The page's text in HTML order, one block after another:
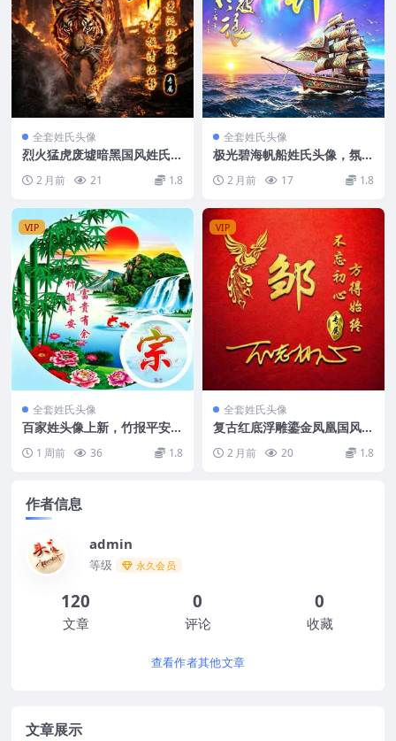
全套姓氏头像
烈火猛虎废墟暗黑国风姓氏头
图集随心挑选
2 月前 21 1.8
全套姓氏头像
极光碧海帆船姓氏头像，氛围
2 月前 17 1.8
VIP
全套姓氏头像
百家姓头像上新，竹报平安，
1 周前 36 1.8
VIP
全套姓氏头像
复古红底浮雕鎏金凤凰国风头
人姓氏头像图集随心挑选
2 月前 20 1.8
作者信息
admin
等级 永久会员
120
文章
0
评论
0
收藏
查看作者其他文章
文章展示